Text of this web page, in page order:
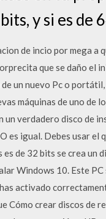
y si es de
de incio por mega a
que se daño el
un nuevo Pc o
máquinas de uno de
un verdadero disco de
es igual. Debes usar el
de 32 bits se crea un
Windows 10. Este
activado
Cómo crear discos de